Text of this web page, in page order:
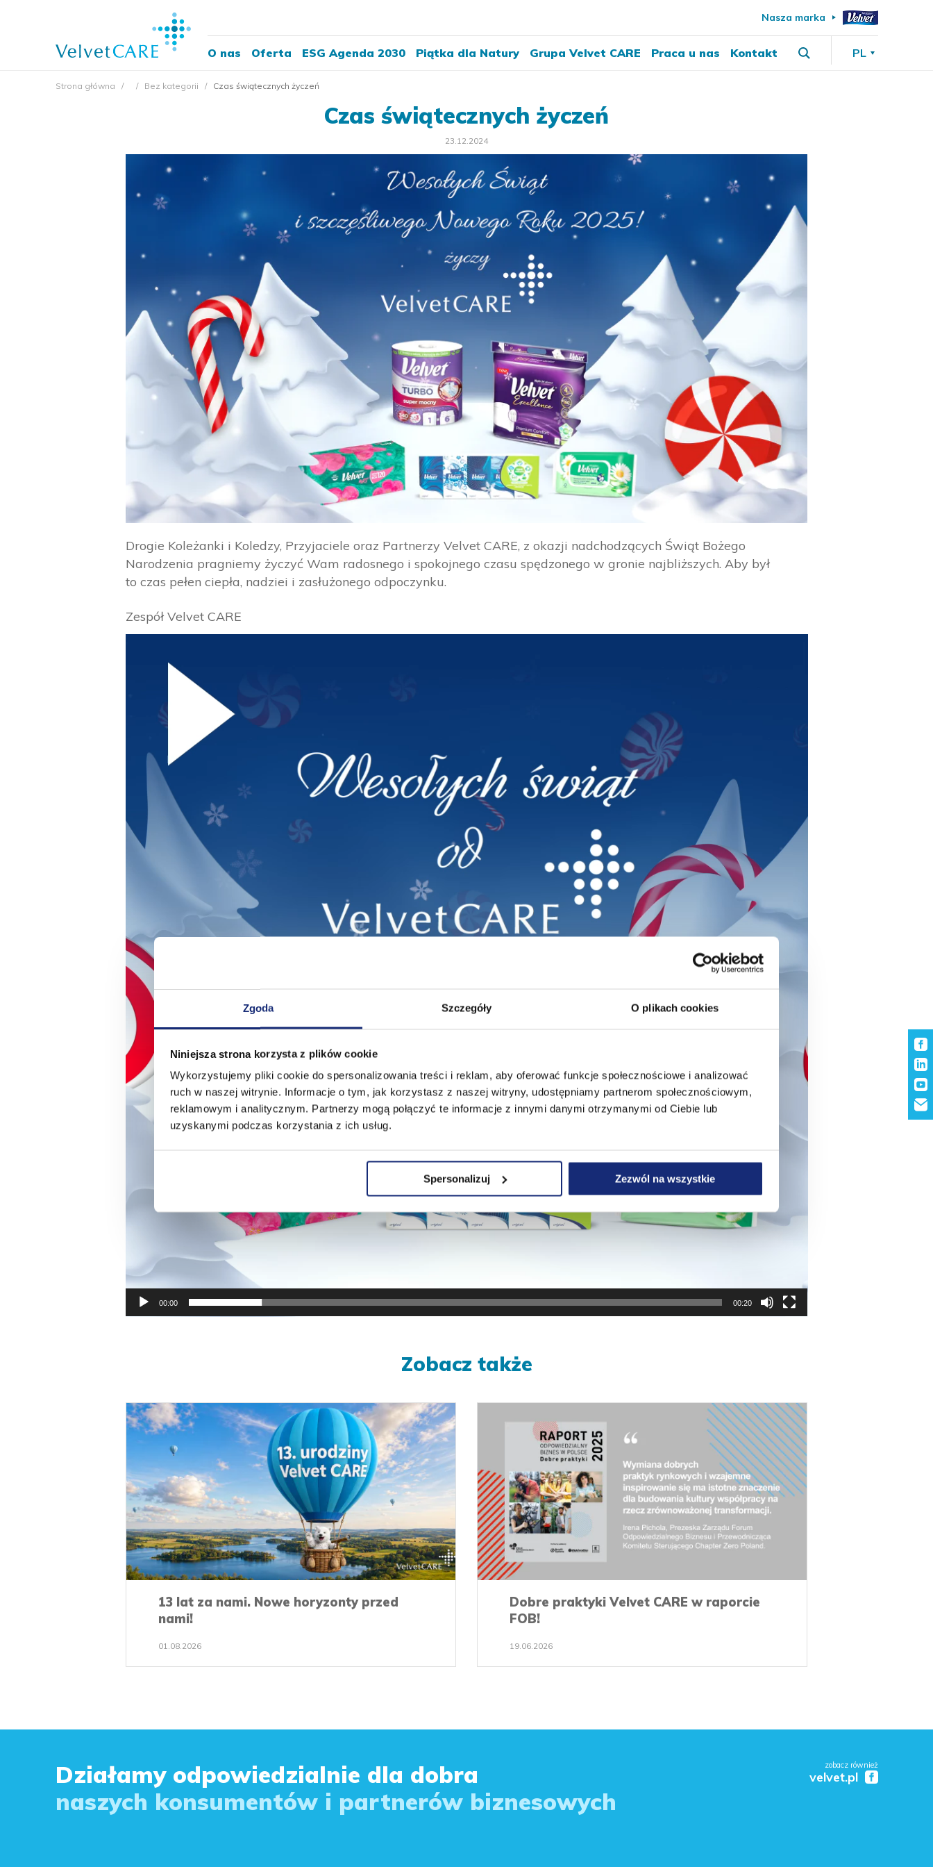
Zgoda Szczegóły O plikach cookies
Niniejsza strona korzysta z plików cookie
Wykorzystujemy pliki cookie do spersonalizowania treści i reklam, aby oferować funkcje społecznościowe i analizować
ruch w naszej witrynie. Informacje o tym, jak korzystasz z naszej witryny, udostępniamy partnerom społecznościowym,
reklamowym i analitycznym. Partnerzy mogą połączyć te informacje z innymi danymi otrzymanymi od Ciebie lub
uzyskanymi podczas korzystania z ich usług.
Spersonalizuj Zezwól na wszystkie
Nasza marka
O nas Oferta ESG Agenda 2030 Piątka dla Natury Grupa Velvet CARE Praca u nas Kontakt PL
Strona główna Bez kategorii Czas świątecznych życzeń
Czas świątecznych życzeń
23.12.2024
Drogie Koleżanki i Koledzy, Przyjaciele oraz Partnerzy Velvet CARE, z okazji nadchodzących Świąt Bożego
Narodzenia pragniemy życzyć Wam radosnego i spokojnego czasu spędzonego w gronie najbliższych. Aby był
to czas pełen ciepła, nadziei i zasłużonego odpoczynku.
Zespół Velvet CARE
00:00 00:20
Zobacz także
13 lat za nami. Nowe horyzonty przed
nami!
01.08.2026
Dobre praktyki Velvet CARE w raporcie
FOB!
19.06.2026
Działamy odpowiedzialnie dla dobra
naszych konsumentów i partnerów biznesowych
zobacz również
velvet.pl